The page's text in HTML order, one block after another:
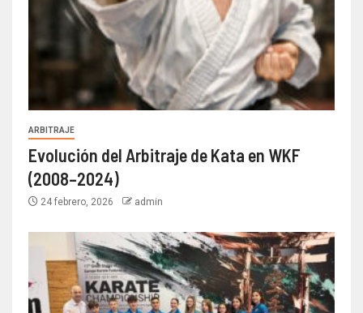
ARBITRAJE
Evolución del Arbitraje de Kata en WKF
(2008–2024)
24 febrero, 2026 admin